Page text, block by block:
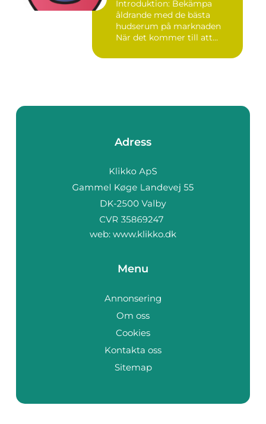
Introduktion: Bekämpa
åldrande med de bästa
hudserum på marknaden
När det kommer till att
Adress
web: www.klikko.dk
Menu
Annonsering
Om oss
Cookies
Kontakta oss
Sitemap